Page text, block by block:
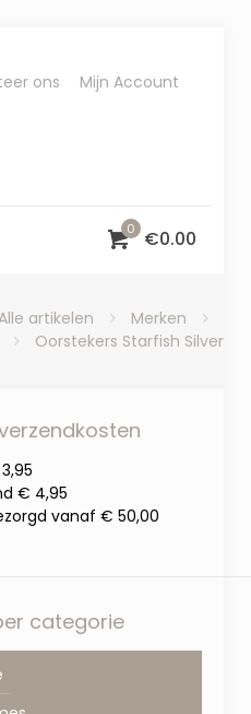
ons Mijn Account
0 €0.00
artikelen
Merken
Oorstekers Starfish Silver
€ 4,95
vanaf € 50,00
categorie